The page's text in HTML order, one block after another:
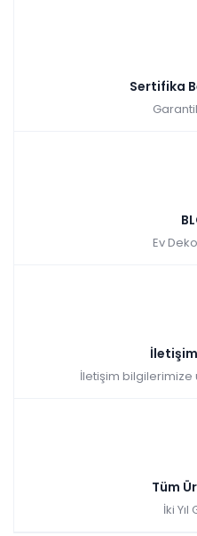
Sertifika
Ev
İletişim bilgilerimize
Tüm
İki